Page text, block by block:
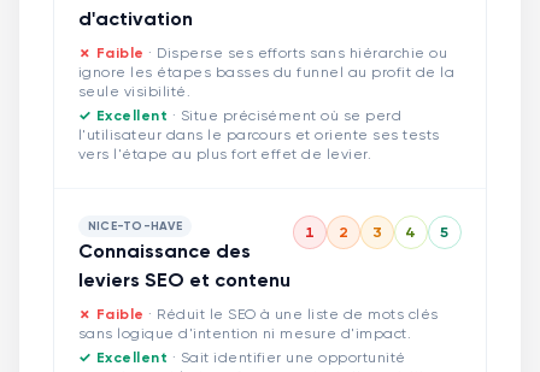
d'activation
✗ Faible · Disperse ses efforts sans hiérarchie ou
ignore les étapes basses du funnel au profit de la
seule visibilité.
✓ Excellent · Situe précisément où se perd
l'utilisateur dans le parcours et oriente ses tests
vers l'étape au plus fort effet de levier.
NICE-TO-HAVE
Connaissance des
leviers SEO et contenu
1 2 3 4 5
✗ Faible · Réduit le SEO à une liste de mots clés
sans logique d'intention ni mesure d'impact.
✓ Excellent · Sait identifier une opportunité